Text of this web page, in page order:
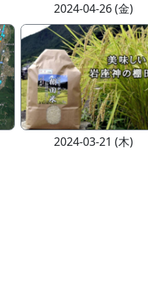
2024-04-26 (金)
2024-03-21 (木)